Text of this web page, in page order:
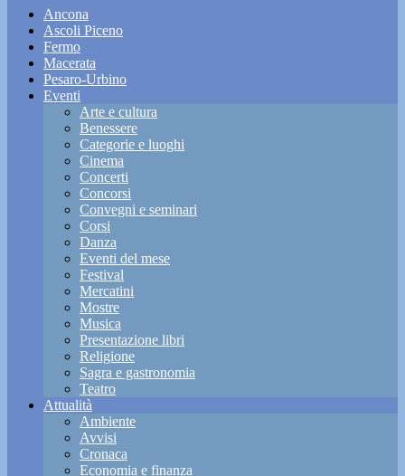
Ancona
Ascoli Piceno
Fermo
Macerata
Pesaro-Urbino
Eventi
Arte e cultura
Benessere
Categorie e luoghi
Cinema
Concerti
Concorsi
Convegni e seminari
Corsi
Danza
Eventi del mese
Festival
Mercatini
Mostre
Musica
Presentazione libri
Religione
Sagra e gastronomia
Teatro
Attualità
Ambiente
Avvisi
Cronaca
Economia e finanza